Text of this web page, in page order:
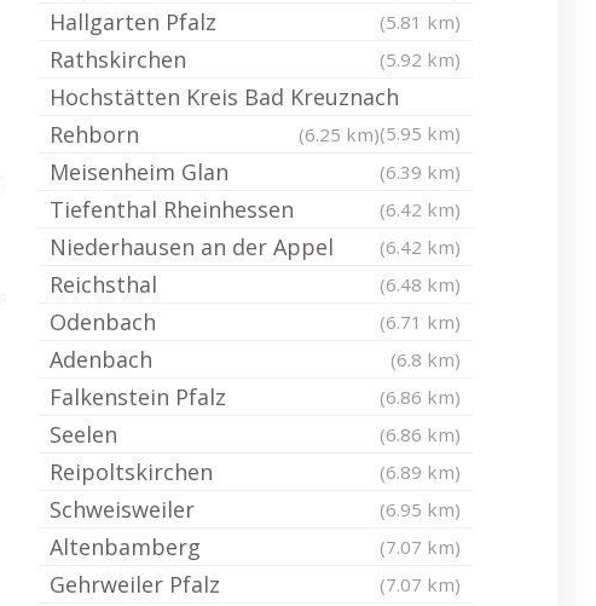
Hallgarten Pfalz (5.81 km)
Rathskirchen (5.92 km)
Hochstätten Kreis Bad Kreuznach
(5.95 km)
Rehborn (6.25 km)
Meisenheim Glan (6.39 km)
Tiefenthal Rheinhessen (6.42 km)
Niederhausen an der Appel (6.42 km)
Reichsthal (6.48 km)
Odenbach (6.71 km)
Adenbach (6.8 km)
Falkenstein Pfalz (6.86 km)
Seelen (6.86 km)
Reipoltskirchen (6.89 km)
Schweisweiler (6.95 km)
Altenbamberg (7.07 km)
Gehrweiler Pfalz (7.07 km)